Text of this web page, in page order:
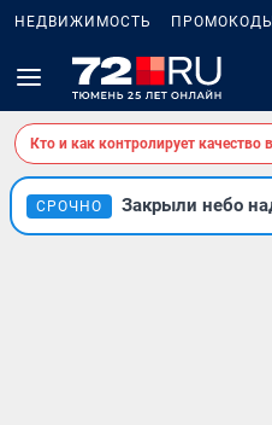
НЕДВИЖИМОСТЬ ПРОМОКОДЫ
Кто и как контролирует качество
СРОЧНО Закрыли небо